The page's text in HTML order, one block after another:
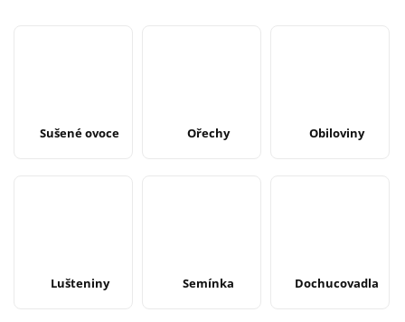
Sušené ovoce Ořechy Obiloviny
Lušteniny Semínka Dochucovadla